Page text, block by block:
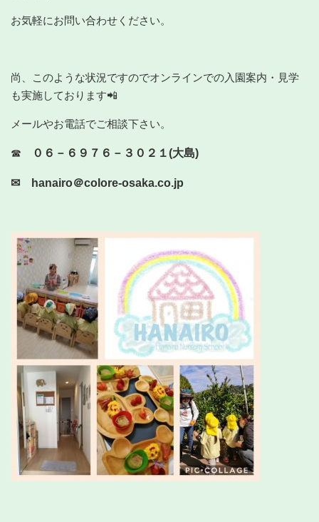
お気軽にお問い合わせください。
尚、このような状況ですのでオンラインでの入園案内・見学
も実施しております📲
メールやお電話でご相談下さい。
☎ ０６－６９７６－３０２１(大島)
✉ hanairo＠colore-osaka.co.jp